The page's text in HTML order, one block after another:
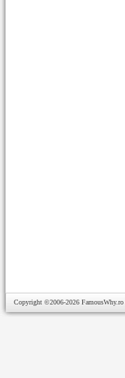
Copyright ©2006-2026 FamousWhy.ro